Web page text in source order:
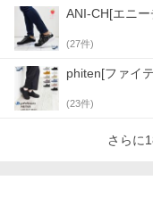
ANI-CH[エニー
(27件)
phiten[ファイ
(23件)
さらに